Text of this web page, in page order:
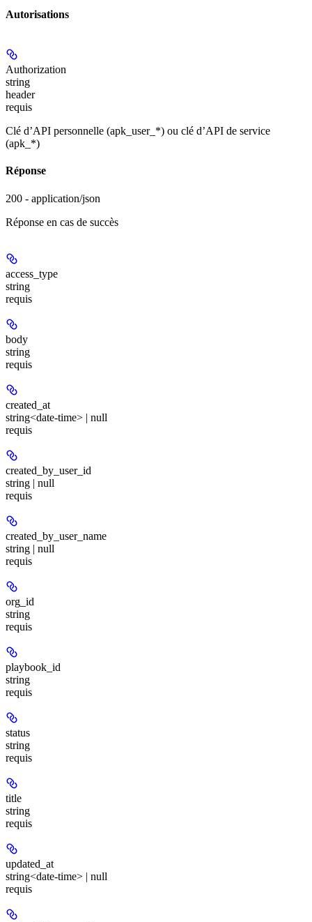
Autorisations
Authorization
string
header
requis
Clé d’API personnelle (apk_user_*) ou clé d’API de service
(apk_*)
Réponse
200 - application/json
Réponse en cas de succès
access_type
string
requis
body
string
requis
created_at
string<date-time> | null
requis
created_by_user_id
string | null
requis
created_by_user_name
string | null
requis
org_id
string
requis
playbook_id
string
requis
status
string
requis
title
string
requis
updated_at
string<date-time> | null
requis